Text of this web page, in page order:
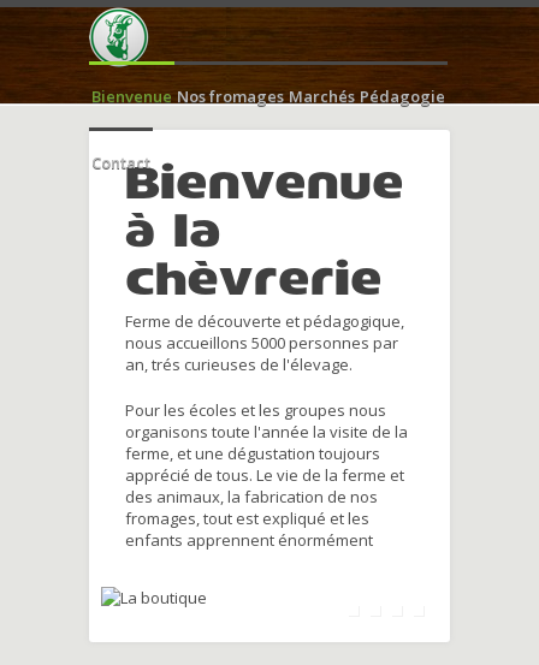
Bienvenue Nos fromages Marchés Pédagogie
ContactBienvenue
à la
chèvrerie
Ferme de découverte et pédagogique,
nous accueillons 5000 personnes par
an, trés curieuses de l'élevage.
Pour les écoles et les groupes nous
organisons toute l'année la visite de la
ferme, et une dégustation toujours
apprécié de tous. Le vie de la ferme et
des animaux, la fabrication de nos
fromages, tout est expliqué et les
enfants apprennent énormément